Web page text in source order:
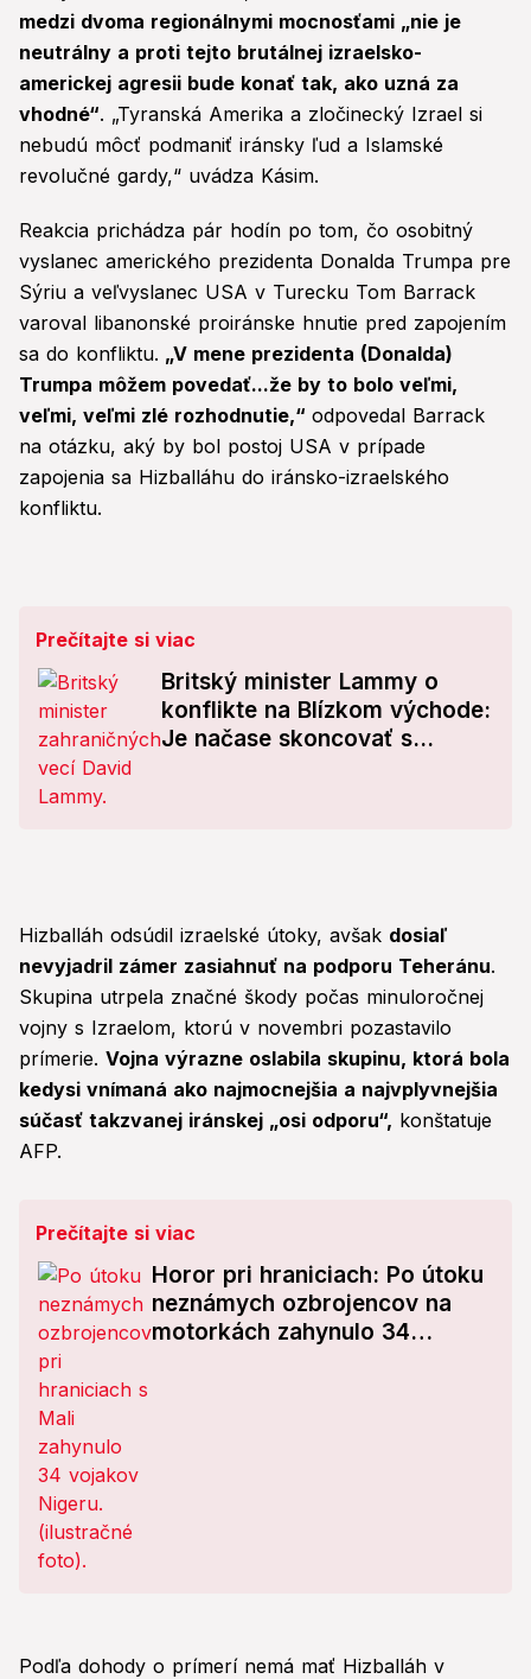
medzi dvoma regionálnymi mocnosťami „nie je
neutrálny a proti tejto brutálnej izraelsko-
americkej agresii bude konať tak, ako uzná za
vhodné“. „Tyranská Amerika a zločinecký Izrael si
nebudú môcť podmaniť iránsky ľud a Islamské
revolučné gardy,“ uvádza Kásim.
Reakcia prichádza pár hodín po tom, čo osobitný
vyslanec amerického prezidenta Donalda Trumpa pre
Sýriu a veľvyslanec USA v Turecku Tom Barrack
varoval libanonské proiránske hnutie pred zapojením
sa do konfliktu. „V mene prezidenta (Donalda)
Trumpa môžem povedať...že by to bolo veľmi,
veľmi, veľmi zlé rozhodnutie,“ odpovedal Barrack
na otázku, aký by bol postoj USA v prípade
zapojenia sa Hizballáhu do iránsko-izraelského
konfliktu.
Prečítajte si viac
Britský minister Lammy o
konflikte na Blízkom východe:
Je načase skoncovať s...
Hizballáh odsúdil izraelské útoky, avšak dosiaľ
nevyjadril zámer zasiahnuť na podporu Teheránu.
Skupina utrpela značné škody počas minuloročnej
vojny s Izraelom, ktorú v novembri pozastavilo
prímerie. Vojna výrazne oslabila skupinu, ktorá bola
kedysi vnímaná ako najmocnejšia a najvplyvnejšia
súčasť takzvanej iránskej „osi odporu“, konštatuje
AFP.
Prečítajte si viac
Horor pri hraniciach: Po útoku
neznámych ozbrojencov na
motorkách zahynulo 34
Podľa dohody o prímerí nemá mať Hizballáh v